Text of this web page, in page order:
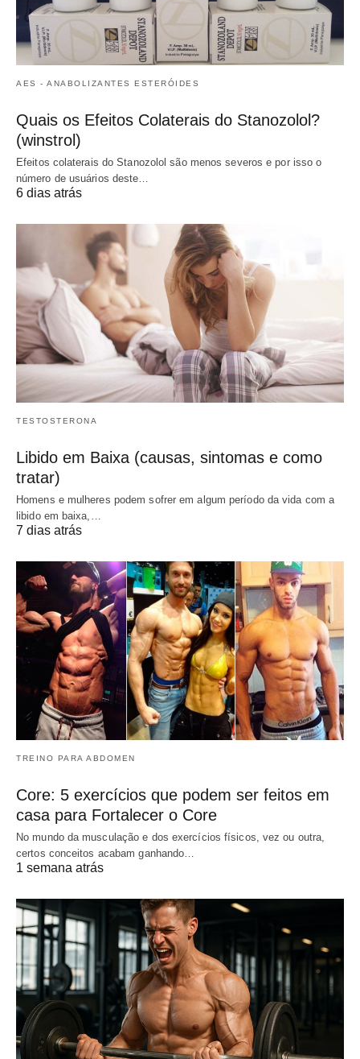
AES - ANABOLIZANTES ESTERÓIDES
Quais os Efeitos Colaterais do Stanozolol?
(winstrol)
Efeitos colaterais do Stanozolol são menos severos e por isso o
número de usuários deste…
6 dias atrás
TESTOSTERONA
Libido em Baixa (causas, sintomas e como
tratar)
Homens e mulheres podem sofrer em algum período da vida com a
libido em baixa,…
7 dias atrás
TREINO PARA ABDOMEN
Core: 5 exercícios que podem ser feitos em
casa para Fortalecer o Core
No mundo da musculação e dos exercícios físicos, vez ou outra,
certos conceitos acabam ganhando…
1 semana atrás